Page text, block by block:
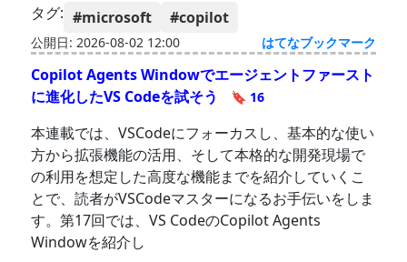
タグ: #microsoft #copilot
公開日: 2026-08-02 12:00 はてなブックマーク
Copilot Agents Windowでエージェントファースト
に進化したVS Codeを試そう
🔖 16
本連載では、VSCodeにフォーカスし、基本的な使い
方から拡張機能の活用、そして本格的な開発現場で
の利用を想定した高度な機能までを紹介していくこ
とで、読者がVSCodeマスターになるお手伝いをしま
す。第17回では、VS CodeのCopilot Agents
Windowを紹介し